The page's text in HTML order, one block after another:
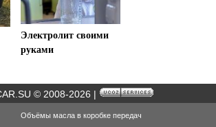
Электролит своими
руками
© 2008-2026 |
Объёмы масла в коробке передач